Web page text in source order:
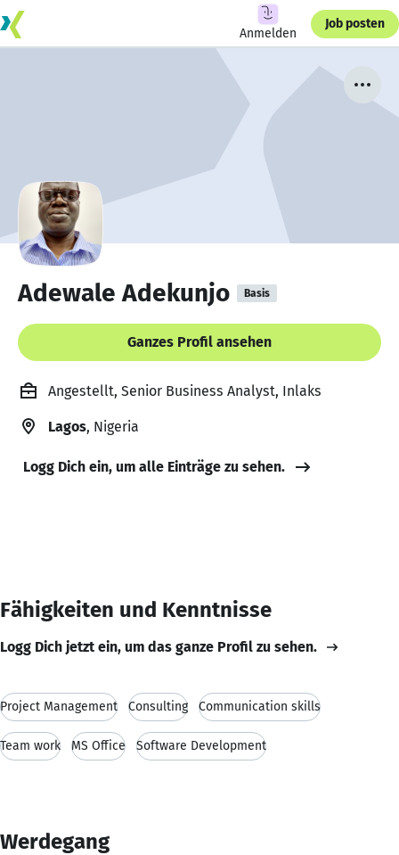
Anmelden
Job posten
Adewale Adekunjo Basis
Ganzes Profil ansehen
Angestellt, Senior Business Analyst, Inlaks
Lagos, Nigeria
Logg Dich ein, um alle Einträge zu sehen.
Fähigkeiten und Kenntnisse
Logg Dich jetzt ein, um das ganze Profil zu sehen.
Project Management Consulting Communication skills
Team work MS Office Software Development
Werdegang